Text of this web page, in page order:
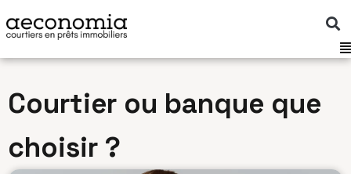
Aller
au
Courtier ou banque que
choisir ?